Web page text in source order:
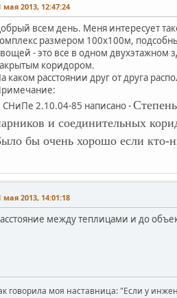
мая 2013, 12:47:24
всем день. Меня интересует
размером 100х100м,
- это все в одном двухэтажном
коридором.
каком расстоянии друг от друга
СНиПе 2.10.04-85 написано -
и соединительных
бы очень хорошо если кто-
мая 2013, 14:01:18
между теплицами и до
говорила моя наставница: "Если у